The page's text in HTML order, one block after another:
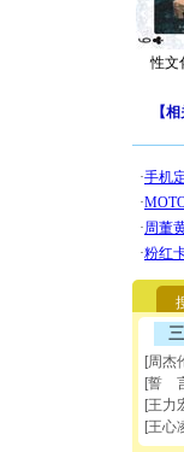
性文
【相
[周杰
[誓
[王力
[王心